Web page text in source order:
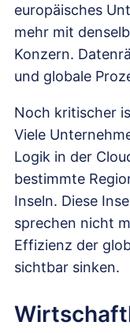
europäisches
mehr mit
Konzern.
und globale
Noch kritischer
Viele
Logik in der
bestimmte
Inseln. Diese
sprechen nicht
Effizienz der
sichtbar sinken.